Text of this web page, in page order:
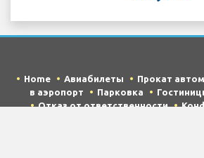
Home Авиабилеты Прокат
в аэропорт
Парковка
Отказ от ответственности